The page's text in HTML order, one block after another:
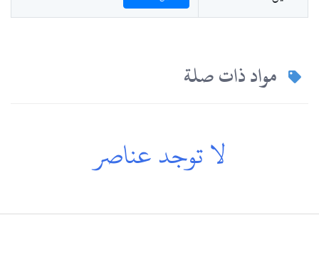
مواد ذات صلة
لا توجد عناصر